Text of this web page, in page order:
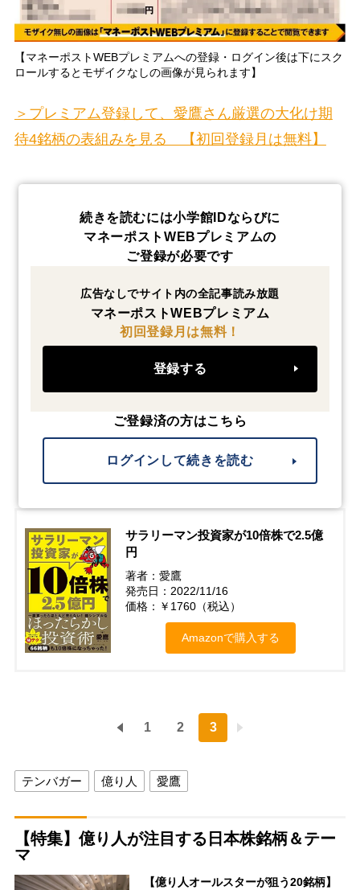
【マネーポストWEBプレミアムへの登録・ログイン後は下にスク
ロールするとモザイクなしの画像が見られます】
＞プレミアム登録して、愛鷹さん厳選の大化け期
待4銘柄の表組みを見る 【初回登録月は無料】
続きを読むには小学館IDならびに
マネーポストWEBプレミアムの
ご登録が必要です
広告なしでサイト内の全記事読み放題
マネーポストWEBプレミアム
初回登録月は無料！
登録する
ご登録済の方はこちら
ログインして続きを読む
サラリーマン投資家が10倍株で2.5億
円
著者：愛鷹
発売日：2022/11/16
価格：￥1760（税込）
Amazonで購入する
1 2 3
テンバガー 億り人 愛鷹
【特集】億り人が注目する日本株銘柄＆テー
マ
【億り人オールスターが狙う20銘柄】